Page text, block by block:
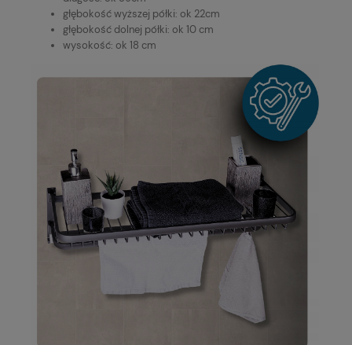
głębokość wyższej półki: ok 22cm
głębokość dolnej półki: ok 10 cm
wysokość: ok 18 cm